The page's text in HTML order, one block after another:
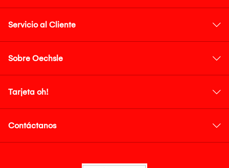
Servicio al Cliente
Sobre Oechsle
Tarjeta oh!
Contáctanos